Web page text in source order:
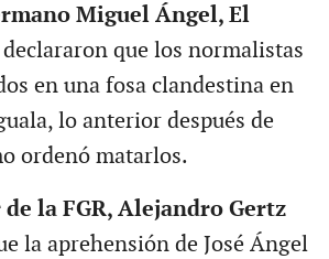
Miguel Ángel, El
que los normalistas
en una fosa clandestina en
lo anterior después de
ordenó matarlos.
la FGR, Alejandro Gertz
la aprehensión de José Ángel